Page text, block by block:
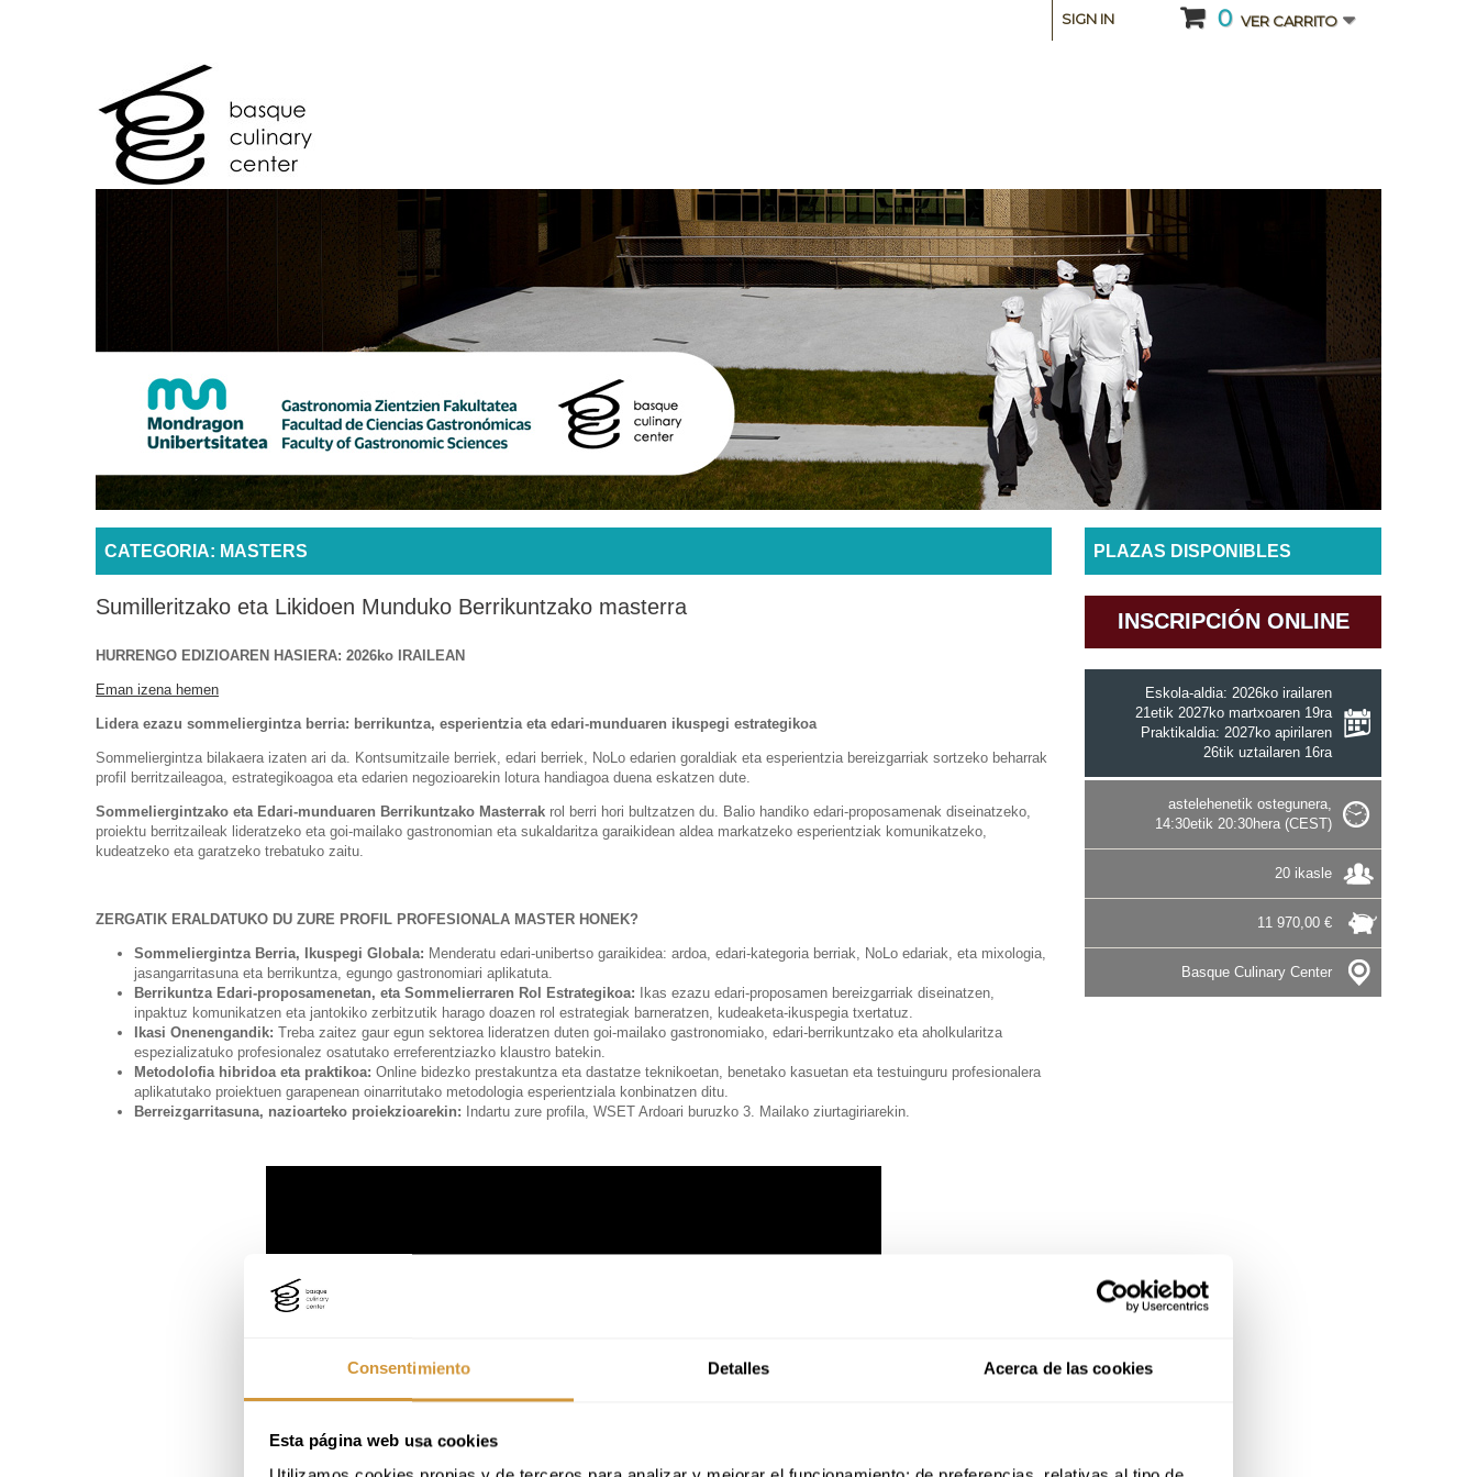
Consentimiento Detalles Acerca de las cookies
Esta página web usa cookies
0 VER CARRITO
SIGN IN
CATEGORIA: MASTERS
Sumilleritzako eta Likidoen Munduko Berrikuntzako masterra
HURRENGO EDIZIOAREN HASIERA: 2026ko IRAILEAN
Eman izena hemen
Lidera ezazu sommeliergintza berria: berrikuntza, esperientzia eta edari-munduaren ikuspegi estrategikoa
Sommeliergintza bilakaera izaten ari da. Kontsumitzaile berriek, edari berriek, NoLo edarien goraldiak eta esperientzia bereizgarriak sortzeko beharrak
profil berritzaileagoa, estrategikoagoa eta edarien negozioarekin lotura handiagoa duena eskatzen dute.
Sommeliergintzako eta Edari-munduaren Berrikuntzako Masterrak rol berri hori bultzatzen du. Balio handiko edari-proposamenak diseinatzeko,
proiektu berritzaileak lideratzeko eta goi-mailako gastronomian eta sukaldaritza garaikidean aldea markatzeko esperientziak komunikatzeko,
kudeatzeko eta garatzeko trebatuko zaitu.
ZERGATIK ERALDATUKO DU ZURE PROFIL PROFESIONALA MASTER HONEK?
Sommeliergintza Berria, Ikuspegi Globala: Menderatu edari-unibertso garaikidea: ardoa, edari-kategoria berriak, NoLo edariak, eta mixologia,
jasangarritasuna eta berrikuntza, egungo gastronomiari aplikatuta.
Berrikuntza Edari-proposamenetan, eta Sommelierraren Rol Estrategikoa: Ikas ezazu edari-proposamen bereizgarriak diseinatzen,
inpaktuz komunikatzen eta jantokiko zerbitzutik harago doazen rol estrategiak barneratzen, kudeaketa-ikuspegia txertatuz.
Ikasi Onenengandik: Treba zaitez gaur egun sektorea lideratzen duten goi-mailako gastronomiako, edari-berrikuntzako eta aholkularitza
espezializatuko profesionalez osatutako erreferentziazko klaustro batekin.
Metodolofia hibridoa eta praktikoa: Online bidezko prestakuntza eta dastatze teknikoetan, benetako kasuetan eta testuinguru profesionalera
aplikatutako proiektuen garapenean oinarritutako metodologia esperientziala konbinatzen ditu.
Berreizgarritasuna, nazioarteko proiekzioarekin: Indartu zure profila, WSET Ardoari buruzko 3. Mailako ziurtagiriarekin.
PLAZAS DISPONIBLES
INSCRIPCIÓN ONLINE
Eskola-aldia: 2026ko irailaren
21etik 2027ko martxoaren 19ra
Praktikaldia: 2027ko apirilaren
26tik uztailaren 16ra
astelehenetik ostegunera,
14:30etik 20:30hera (CEST)
20 ikasle
11 970,00 €
Basque Culinary Center